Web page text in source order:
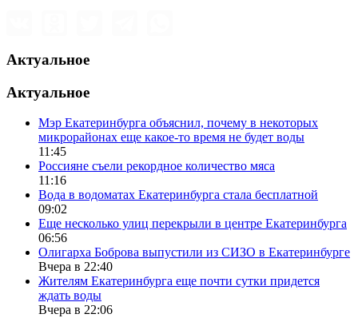
Актуальное
Актуальное
Мэр Екатеринбурга объяснил, почему в некоторых
микрорайонах еще какое-то время не будет воды
11:45
Россияне съели рекордное количество мяса
11:16
Вода в водоматах Екатеринбурга стала бесплатной
09:02
Еще несколько улиц перекрыли в центре Екатеринбурга
06:56
Олигарха Боброва выпустили из СИЗО в Екатеринбурге
Вчера в 22:40
Жителям Екатеринбурга еще почти сутки придется
ждать воды
Вчера в 22:06